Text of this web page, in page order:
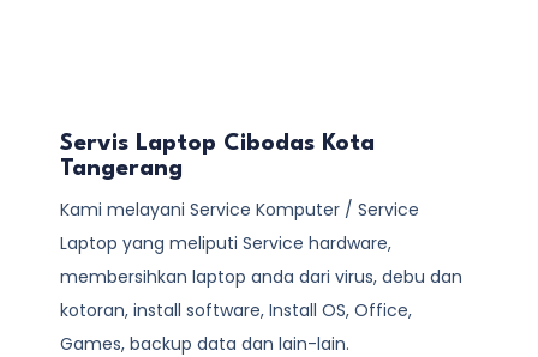
Servis Laptop Cibodas Kota
Tangerang
Kami melayani Service Komputer / Service
Laptop yang meliputi Service hardware,
membersihkan laptop anda dari virus, debu dan
kotoran, install software, Install OS, Office,
Games, backup data dan lain-lain.